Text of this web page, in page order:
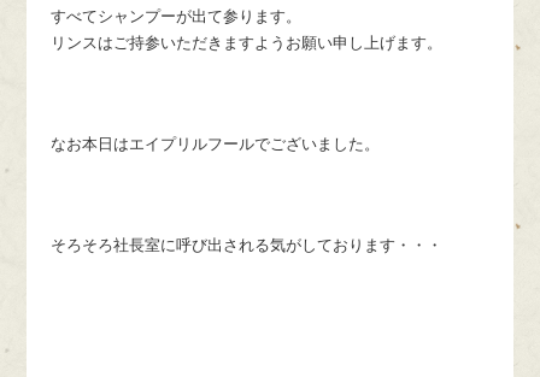
すべてシャンプーが出て参ります。
リンスはご持参いただきますようお願い申し上げます。
なお本日はエイプリルフールでございました。
そろそろ社長室に呼び出される気がしております・・・